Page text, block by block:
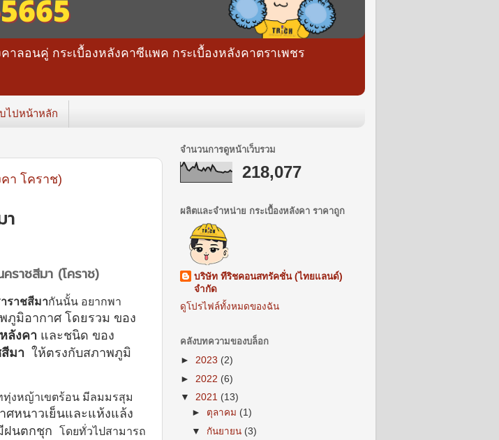
ลอนคู่ กระเบื้องหลังคาซีแพค กระเบื้องหลังคาตราเพชร
ไปหน้าหลัก
คา โคราช)
า
ราชสีมา (โคราช)
ราชสีมากันนั้น อยากพา
ภูมิอากาศ โดยรวม ของ
หลังคา และชนิด ของ
มา ให้ตรงกับสภาพภูมิ
ทุ่งหญ้าเขตร้อน มีลมมรสุม
ศหนาวเย็นและแห้งแล้ง
ฝนตกชุก โดยทั่วไปสามารถ
จำนวนการดูหน้าเว็บรวม
218,077
ผลิตและจำหน่าย กระเบื้องหลังคา ราคาถูก
บริษัท ทีริชคอนสทรัคชั่น (ไทยแลนด์)
จำกัด
ดูโปรไฟล์ทั้งหมดของฉัน
คลังบทความของบล็อก
► 2023 (2)
► 2022 (6)
▼ 2021 (13)
► ตุลาคม (1)
▼ กันยายน (3)